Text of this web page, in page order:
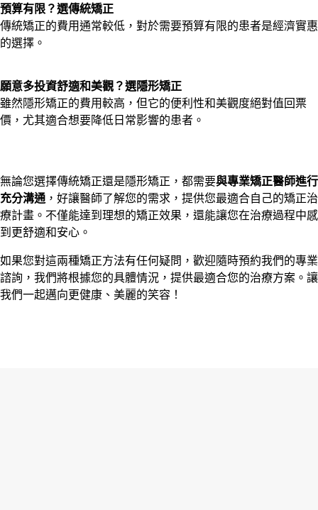
預算有限？選傳統矯正
傳統矯正的費用通常較低，對於需要預算有限的患者是經濟實惠
的選擇。
願意多投資舒適和美觀？選隱形矯正
雖然隱形矯正的費用較高，但它的便利性和美觀度絕對值回票
價，尤其適合想要降低日常影響的患者。
無論您選擇傳統矯正還是隱形矯正，都需要與專業矯正醫師進行
充分溝通 ，好讓醫師了解您的需求，提供您最適合自己的矯正治
療計畫。不僅能達到理想的矯正效果，還能讓您在治療過程中感
到更舒適和安心。
如果您對這兩種矯正方法有任何疑問，歡迎隨時預約我們的專業
諮詢，我們將根據您的具體情況，提供最適合您的治療方案。讓
我們一起邁向更健康、美麗的笑容！